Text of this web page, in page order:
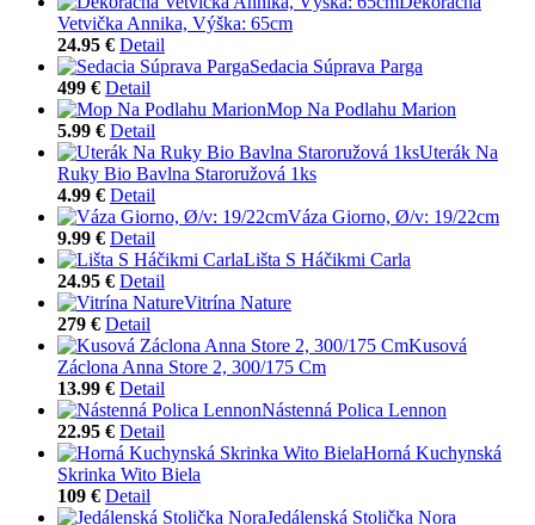
Vetvička Annika, Výška: 65cm
24.95 € Detail
Sedacia Súprava Parga
499 € Detail
Mop Na Podlahu Marion
5.99 € Detail
Uterák Na
Ruky Bio Bavlna Staroružová 1ks
4.99 € Detail
Váza Giorno, Ø/v: 19/22cm
9.99 € Detail
Lišta S Háčikmi Carla
24.95 € Detail
Vitrína Nature
279 € Detail
Kusová
Záclona Anna Store 2, 300/175 Cm
13.99 € Detail
Nástenná Polica Lennon
22.95 € Detail
Horná Kuchynská
Skrinka Wito Biela
109 € Detail
Jedálenská Stolička Nora